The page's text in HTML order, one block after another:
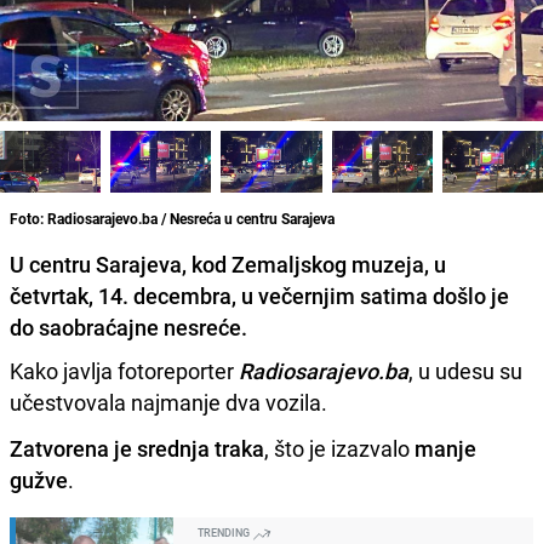
Foto: Radiosarajevo.ba / Nesreća u centru Sarajeva
U centru Sarajeva, kod Zemaljskog muzeja, u
četvrtak, 14. decembra, u večernjim satima došlo je
do saobraćajne nesreće.
Kako javlja fotoreporter Radiosarajevo.ba, u udesu su
učestvovala najmanje dva vozila.
Zatvorena je srednja traka, što je izazvalo manje
gužve.
TRENDING